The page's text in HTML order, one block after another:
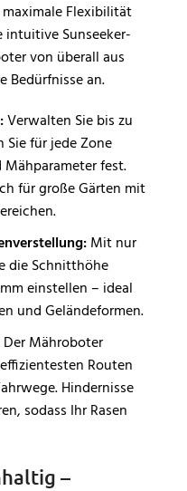
maximale Flexibilität
intuitive Sunseeker-
von überall aus
Bedürfnisse an.
Verwalten Sie bis zu
für jede Zone
fest.
für große Gärten mit
Mit nur
die Schnitthöhe
einstellen – ideal
und Geländeformen.
Der Mähroboter
Routen
Hindernisse
sodass Ihr Rasen
–